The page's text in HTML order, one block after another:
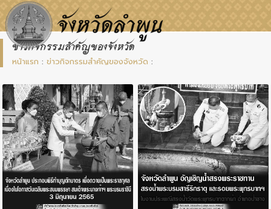
ข่าวกิจกรรมสำคัญของจังหวัด
หน้าแรก : ข่าวกิจกรรมสำคัญของจังหวัด :
ข่าวกิจกรรมสำคัญจังหวัด ข่าวกิจกรรมสำคัญจังหวัด